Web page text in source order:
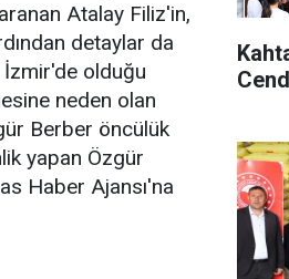
Atalay Filiz'in,
detaylar da
İzmir'de olduğu
neden olan
Berber öncülük
yapan Özgür
Haber Ajansı'na